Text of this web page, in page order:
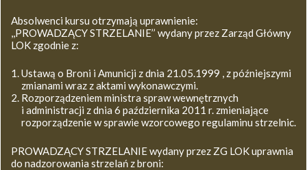
Absolwenci kursu otrzymają uprawnienie:
,,PROWADZĄCY STRZELANIE’’ wydany przez Zarząd Główny
LOK zgodnie z:
Ustawą o Broni i Amunicji z dnia 21.05.1999 , z późniejszymi
zmianami wraz z aktami wykonawczymi.
Rozporządzeniem ministra spraw wewnętrznych
i administracji z dnia 6 października 2011 r. zmieniające
rozporządzenie w sprawie wzorcowego regulaminu strzelnic.
PROWADZĄCY STRZELANIE wydany przez ZG LOK uprawnia
do nadzorowania strzelań z broni: